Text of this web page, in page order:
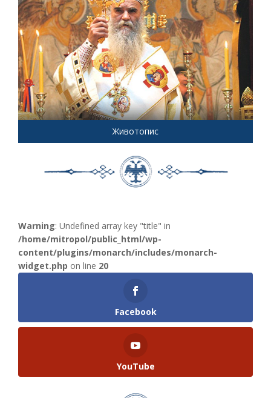
Животопис
Warning: Undefined array key "title" in
/home/mitropol/public_html/wp-
content/plugins/monarch/includes/monarch-
widget.php on line 20
Facebook
YouTube